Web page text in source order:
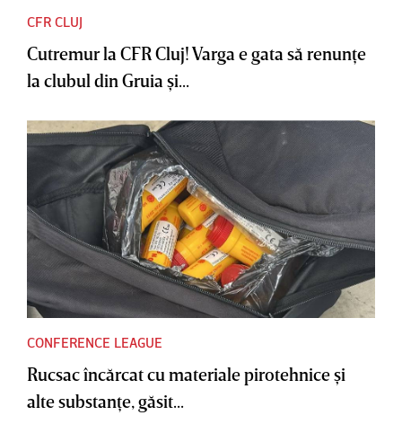
CFR CLUJ
Cutremur la CFR Cluj! Varga e gata să renunţe
la clubul din Gruia şi...
CONFERENCE LEAGUE
Rucsac încărcat cu materiale pirotehnice şi
alte substanţe, găsit...